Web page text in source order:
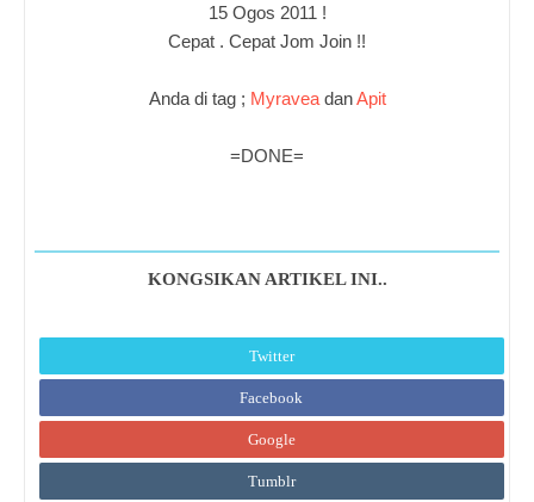
15 Ogos 2011 !
Cepat . Cepat Jom Join !!
Anda di tag ; MyraveadanApit
=DONE=
KONGSIKAN ARTIKEL INI..
Twitter
Facebook
Google
Tumblr